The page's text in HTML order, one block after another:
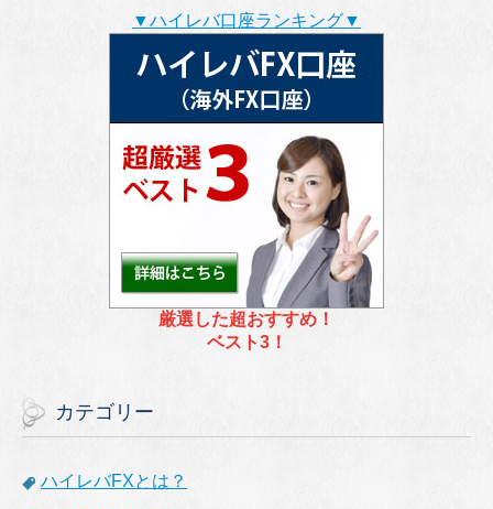
▼ハイレバ口座ランキング▼
厳選した超おすすめ！
ベスト3！
カテゴリー
ハイレバFXとは？